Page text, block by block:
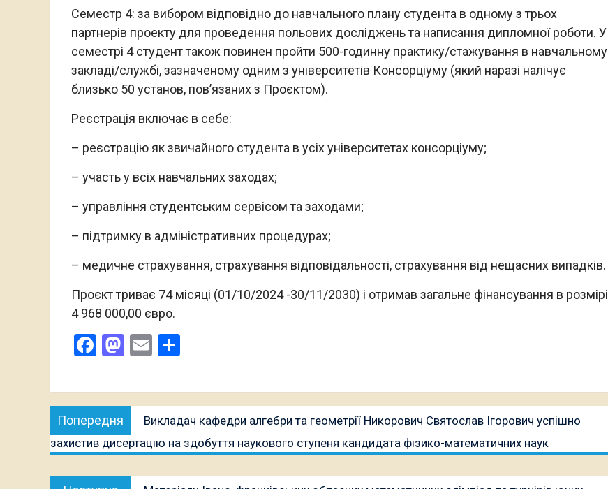
Семестр 4: за вибором відповідно до навчального плану студента в одному з трьох
партнерів проекту для проведення польових досліджень та написання дипломної роботи. У
семестрі 4 студент також повинен пройти 500-годинну практику/стажування в навчальному
закладі/службі, зазначеному одним з університетів Консорціуму (який наразі налічує
близько 50 установ, пов’язаних з Проєктом).
Реєстрація включає в себе:
– реєстрацію як звичайного студента в усіх університетах консорціуму;
– участь у всіх навчальних заходах;
– управління студентським сервісом та заходами;
– підтримку в адміністративних процедурах;
– медичне страхування, страхування відповідальності, страхування від нещасних випадків.
Проєкт триває 74 місяці (01/10/2024 -30/11/2030) і отримав загальне фінансування в розмірі
4 968 000,00 євро.
Facebook
Mastodon
Email
Навігація
записів
Попередня
публікація:
Викладач кафедри алгебри та геометрії Никорович Святослав Ігорович успішно
захистив дисертацію на здобуття наукового ступеня кандидата фізико-математичних наук